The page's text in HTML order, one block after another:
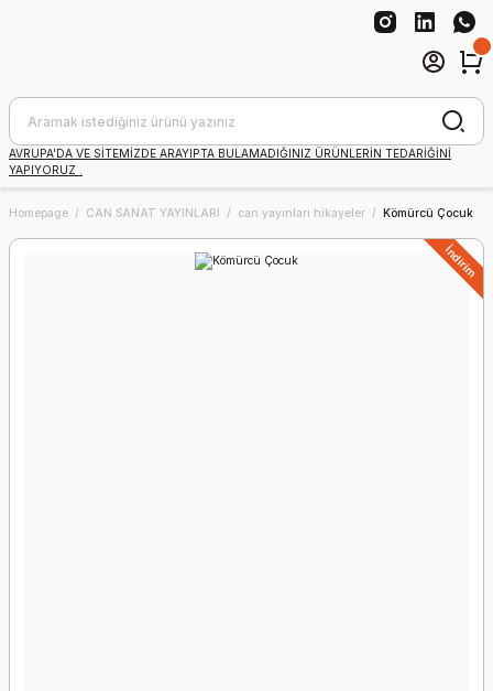
AVRUPA'DA VE SİTEMİZDE ARAYIPTA BULAMADIĞINIZ ÜRÜNLERİN TEDARİĞİNİ
YAPIYORUZ .
Homepage CAN SANAT YAYINLARI can yayınları hikayeler Kömürcü Çocuk
İndirim